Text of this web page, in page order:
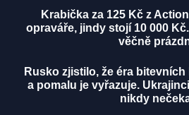
Krabička za 125 Kč z
opraváře, jindy stojí 10 000
věčně
Rusko zjistilo, že éra
a pomalu je vyřazuje.
nikdy